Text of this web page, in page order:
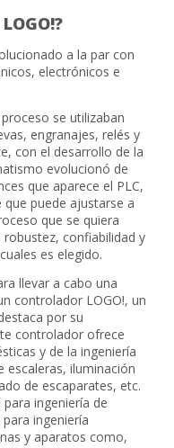
?
a la par con
electrónicos e
se utilizaban
engranajes, relés y
con el desarrollo de la
evolucionó de
que aparece el PLC,
puede ajustarse a
que se quiera
confiabilidad y
es elegido.
llevar a cabo una
controlador LOGO!, un
por su
controlador ofrece
y de la ingeniería
escaleras, iluminación
de escaparates, etc.
ingeniería de
ingeniería
y aparatos como,